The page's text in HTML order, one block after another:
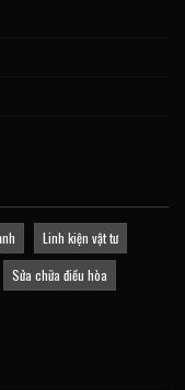
Linh kiện vật tư
Sửa chữa điều hòa